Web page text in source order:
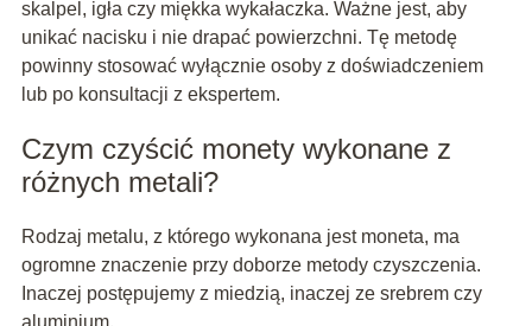
skalpel, igła czy miękka wykałaczka. Ważne jest, aby
unikać nacisku i nie drapać powierzchni. Tę metodę
powinny stosować wyłącznie osoby z doświadczeniem
lub po konsultacji z ekspertem.
Czym czyścić monety wykonane z
różnych metali?
Rodzaj metalu, z którego wykonana jest moneta, ma
ogromne znaczenie przy doborze metody czyszczenia.
Inaczej postępujemy z miedzią, inaczej ze srebrem czy
aluminium.